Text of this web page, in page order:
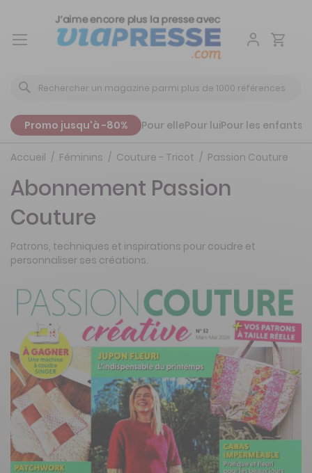
Aller
Promo jusqu'à -80% Pour ellePour luiPour les enfants
Accueil Féminins Couture - Tricot Passion Couture
Abonnement Passion
Couture
Patrons, techniques et inspirations pour coudre et
personnaliser ses créations.